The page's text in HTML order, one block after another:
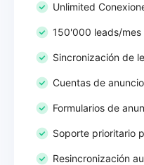
Unlimited
150'000 leads/mes
Sincronización de
Cuentas de
Formularios de
Soporte prioritario
Resincronización